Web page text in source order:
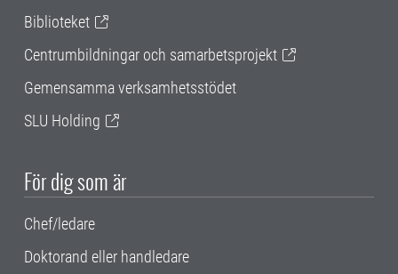
Biblioteket
Centrumbildningar och samarbetsprojekt
Gemensamma verksamhetsstödet
SLU Holding
För dig som är
Chef/ledare
Doktorand eller handledare